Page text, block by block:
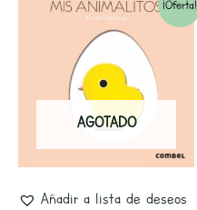
¡Oferta!
AGOTADO
Añadir a lista de deseos
El
precio
original
era:
5,90€.
El
precio
actual
es:
5,60€.